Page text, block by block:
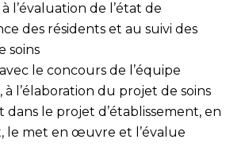
l’évaluation de l’état de
des résidents et au suivi des
soins
le concours de l’équipe
à l’élaboration du projet de soins
dans le projet d’établissement, en
le met en œuvre et l’évalue